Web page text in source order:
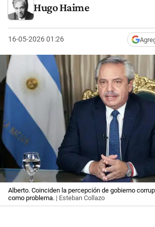
Hugo Haime
16-05-2026 01:26
Alberto. Coinciden la percepción de gobierno
como problema. | Esteban Collazo